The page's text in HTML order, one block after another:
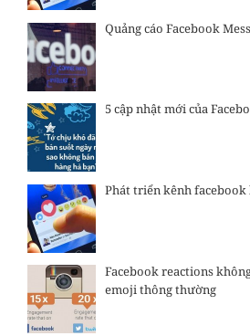
Quảng cáo Facebook
5 cập nhật mới của
Phát triển kênh facebook
Facebook reactions
emoji thông thường